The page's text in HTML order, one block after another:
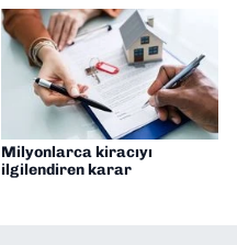
Milyonlarca kiracıyı
ilgilendiren karar